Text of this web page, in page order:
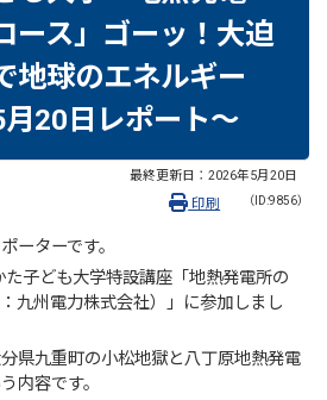
ース」ゴーッ！大迫
地球のエネルギー
20日レポート～
最終更新日： 2026年5月20日
（ID:9856）
印刷
ーターです。
子ども大学特設講座「地熱発電所の
九州電力株式会社）」に参加しまし
県九重町の小松地獄と八丁原地熱発電
内容です。